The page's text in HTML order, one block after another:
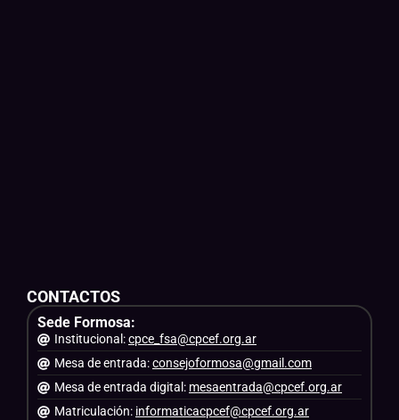
CONTACTOS
Sede Formosa:
Institucional:cpce_fsa@cpcef.org.ar
Mesa de entrada:consejoformosa@gmail.com
Mesa de entrada digital: mesaentrada@cpcef.org.ar
Matriculación: informaticacpcef@cpcef.org.ar